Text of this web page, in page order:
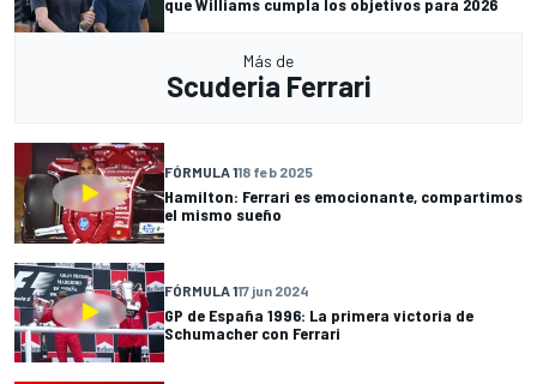
Más de
Scuderia Ferrari
FÓRMULA 118 feb 2025
Hamilton: Ferrari es emocionante, compartimos
el mismo sueño
FÓRMULA 117 jun 2024
GP de España 1996: La primera victoria de
Schumacher con Ferrari